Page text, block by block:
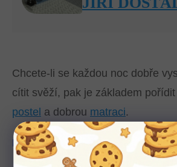
Chcete-li se každou noc dobře
cítit svěží, pak je základem
postel a dobrou matraci.
Kvalitní postel a rošt